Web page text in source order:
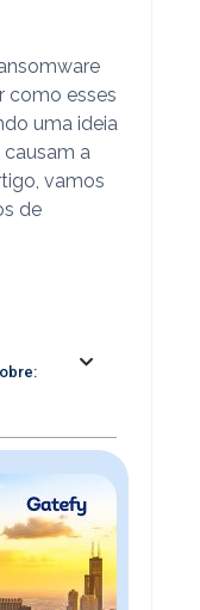
como esses
uma ideia
a
vamos
de